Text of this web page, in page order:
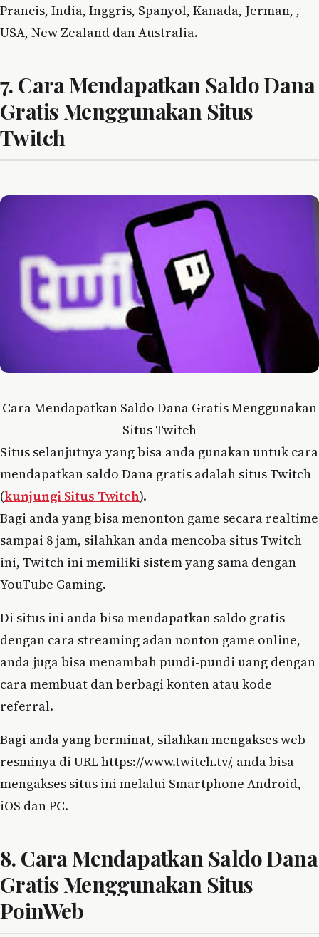
Prancis, India, Inggris, Spanyol, Kanada, Jerman, ,
USA, New Zealand dan Australia.
7. Cara Mendapatkan Saldo Dana
Gratis Menggunakan Situs
Twitch
Cara Mendapatkan Saldo Dana Gratis Menggunakan
Situs Twitch
Situs selanjutnya yang bisa anda gunakan untuk cara
mendapatkan saldo Dana gratis adalah situs Twitch
(kunjungi Situs Twitch).
Bagi anda yang bisa menonton game secara realtime
sampai 8 jam, silahkan anda mencoba situs Twitch
ini, Twitch ini memiliki sistem yang sama dengan
YouTube Gaming.
Di situs ini anda bisa mendapatkan saldo gratis
dengan cara streaming adan nonton game online,
anda juga bisa menambah pundi-pundi uang dengan
cara membuat dan berbagi konten atau kode
referral.
Bagi anda yang berminat, silahkan mengakses web
resminya di URL https://www.twitch.tv/, anda bisa
mengakses situs ini melalui Smartphone Android,
iOS dan PC.
8. Cara Mendapatkan Saldo Dana
Gratis Menggunakan Situs
PoinWeb